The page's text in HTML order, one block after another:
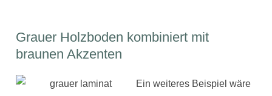
Grauer Holzboden kombiniert mit
braunen Akzenten
Ein weiteres Beispiel wäre